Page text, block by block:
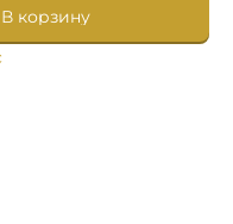
В корзину